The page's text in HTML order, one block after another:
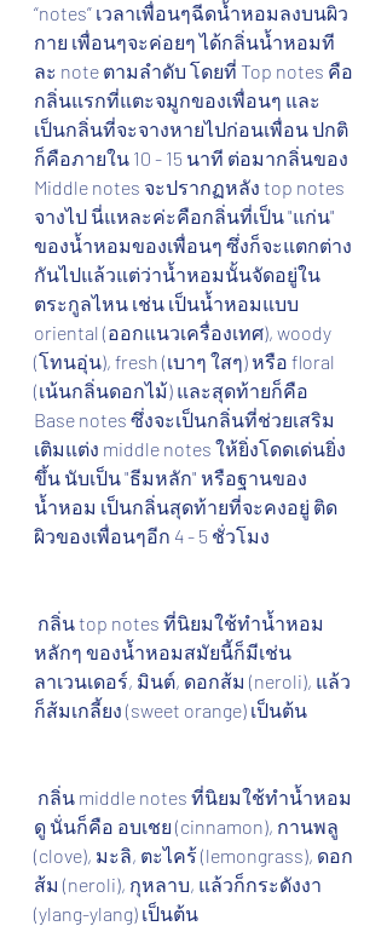
“notes” เวลาเพื่อนๆฉีดน้ำหอมลงบนผิว
กาย เพื่อนๆจะค่อยๆ ได้กลิ่นน้ำหอมที
ละ note ตามลำดับ โดยที่ Top notes คือ
กลิ่นแรกที่แตะจมูกของเพื่อนๆ และ
เป็นกลิ่นที่จะจางหายไปก่อนเพื่อน ปกติ
ก็คือภายใน 10 - 15 นาที ต่อมากลิ่นของ
Middle notes จะปรากฏหลัง top notes
จางไป นี่แหละค่ะคือกลิ่นที่เป็น "แก่น"
ของน้ำหอมของเพื่อนๆ ซึ่งก็จะแตกต่าง
กันไปแล้วแต่ว่าน้ำหอมนั้นจัดอยู่ใน
ตระกูลไหน เช่น เป็นน้ำหอมแบบ
oriental (ออกแนวเครื่องเทศ), woody
(โทนอุ่น), fresh (เบาๆ ใสๆ) หรือ floral
(เน้นกลิ่นดอกไม้) และสุดท้ายก็คือ
Base notes ซึ่งจะเป็นกลิ่นที่ช่วยเสริม
เติมแต่ง middle notes ให้ยิ่งโดดเด่นยิ่ง
ขึ้น นับเป็น "ธีมหลัก" หรือฐานของ
น้ำหอม เป็นกลิ่นสุดท้ายที่จะคงอยู่ ติด
ผิวของเพื่อนๆอีก 4 - 5 ชั่วโมง
หลักๆ ของน้ำหอมสมัยนี้ก็มีเช่น
ลาเวนเดอร์, มินต์, ดอกส้ม (neroli), แล้ว
ก็ส้มเกลี้ยง (sweet orange) เป็นต้น
ดู นั่นก็คือ อบเชย (cinnamon), กานพลู
(clove), มะลิ, ตะไคร้ (lemongrass), ดอก
ส้ม (neroli), กุหลาบ, แล้วก็กระดังงา
(ylang-ylang) เป็นต้น